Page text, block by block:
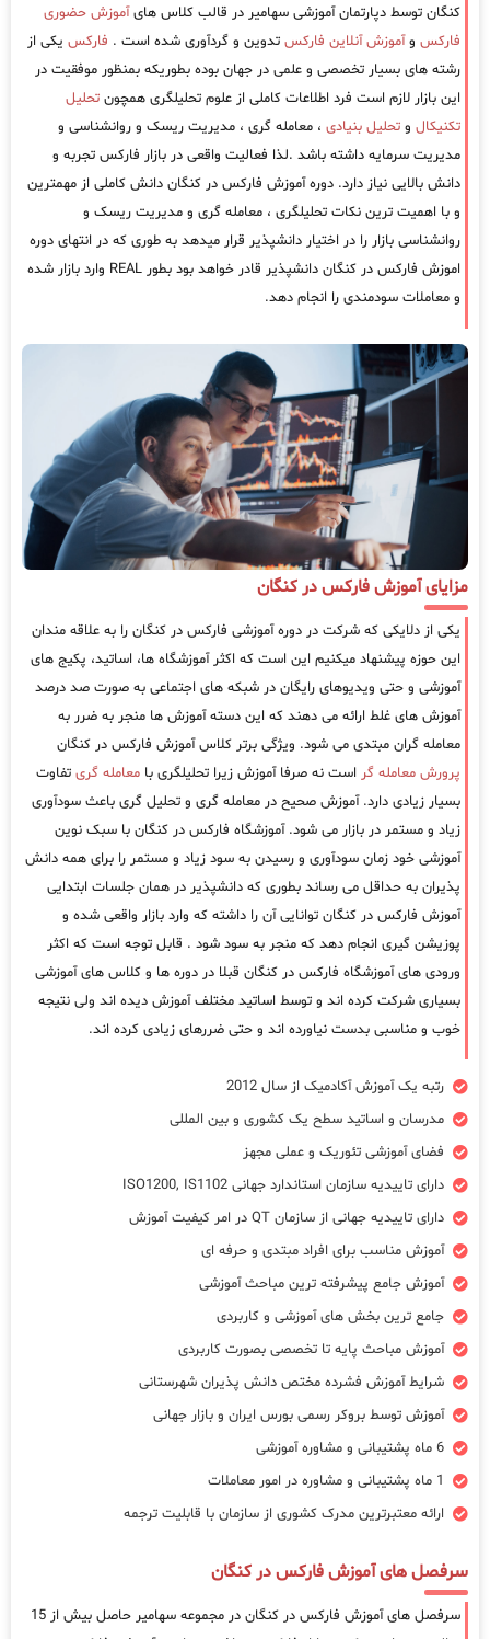
کنگان توسط دپارتمان آموزشی سهامیر در قالب کلاس هایآموزش حضوری
فارکس وآموزش آنلاین فارکس تدوین و گردآوری شده است . فارکس یکی از
رشته های بسیار تخصصی و علمی در جهان بوده بطوریکه بمنظور موفقیت در
این بازار لازم است فرد اطلاعات کاملی از علوم تحلیلگری همچون تحلیل
تکنیکال و تحلیل بنیادی ، معامله گری ، مدیریت ریسک و روانشناسی و
مدیریت سرمایه داشته باشد .لذا فعالیت واقعی در بازار فارکس تجربه و
دانش بالایی نیاز دارد. دوره آموزش فارکس در کنگان دانش کاملی از مهمترین
و با اهمیت ترین نکات تحلیلگری ، معامله گری و مدیریت ریسک و
روانشناسی بازار را در اختیار دانشپذیر قرار میدهد به طوری که در انتهای دوره
اموزش فارکس در کنگان دانشپذیر قادر خواهد بود بطور REAL وارد بازار شده
و معاملات سودمندی را انجام دهد.
مزایای آموزش فارکس در کنگان
یکی از دلایکی که شرکت در دوره آموزشی فارکس در کنگان را به علاقه مندان
این حوزه پیشنهاد میکنیم این است که اکثر آموزشگاه ها، اساتید، پکیج های
آموزشی و حتی ویدیوهای رایگان در شبکه های اجتماعی به صورت صد درصد
آموزش های غلط ارائه می دهند که این دسته آموزش ها منجر به ضرر به
معامله گران مبتدی می شود. ویژگی برتر کلاس آموزش فارکس در کنگان
پرورش معامله گر است نه صرفا آموزش زیرا تحلیلگری با معامله گری تفاوت
بسیار زیادی دارد. آموزش صحیح در معامله گری و تحلیل گری باعث سودآوری
زیاد و مستمر در بازار می شود. آموزشگاه فارکس در کنگان با سبک نوین
آموزشی خود زمان سودآوری و رسیدن به سود زیاد و مستمر را برای همه دانش
پذیران به حداقل می رساند بطوری که دانشپذیر در همان جلسات ابتدایی
آموزش فارکس در کنگان توانایی آن را داشته که وارد بازار واقعی شده و
پوزیشن گیری انجام دهد که منجر به سود شود . قابل توجه است که اکثر
ورودی های آموزشگاه فارکس در کنگان قبلا در دوره ها و کلاس های آموزشی
بسیاری شرکت کرده اند و توسط اساتید مختلف آموزش دیده اند ولی نتیجه
خوب و مناسبی بدست نیاورده اند و حتی ضررهای زیادی کرده اند.
رتبه یک آموزش آکادمیک از سال 2012
مدرسان و اساتید سطح یک کشوری و بین المللی
فضای آموزشی تئوریک و عملی مجهز
دارای تاییدیه سازمان استاندارد جهانی ISO1200, IS1102
دارای تاییدیه جهانی از سازمان QT در امر کیفیت آموزش
آموزش مناسب برای افراد مبتدی و حرفه ای
آموزش جامع پیشرفته ترین مباحث آموزشی
جامع ترین بخش های آموزشی و کاربردی
آموزش مباحث پایه تا تخصصی بصورت کاربردی
شرایط آموزش فشرده مختص دانش پذیران شهرستانی
آموزش توسط بروکر رسمی بورس ایران و بازار جهانی
6 ماه پشتیبانی و مشاوره آموزشی
1 ماه پشتیبانی و مشاوره در امور معاملات
ارائه معتبرترین مدرک کشوری از سازمان با قابلیت ترجمه
سرفصل های آموزش فارکس در کنگان
سرفصل های آموزش فارکس در کنگان در مجموعه سهامیر حاصل بیش از 15